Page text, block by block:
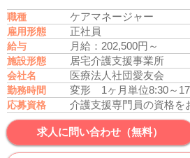
職種 ケアマネージャー
雇用形態 正社員
給与 月給：202,500円～
施設形態 居宅介護支援事業所
会社名 医療法人社団愛友会
勤務時間 変形 1ヶ月単位8:30～
応募資格
求人に問い合わせ（無料）